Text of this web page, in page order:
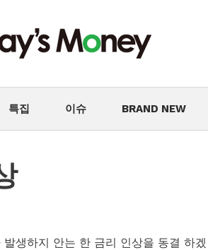
특집 이슈 BRAND NEW
생하지 안는 한 금리 인상을 동결 하겠